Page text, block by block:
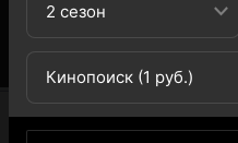
2 сезон
Кинопоиск (1 руб.)